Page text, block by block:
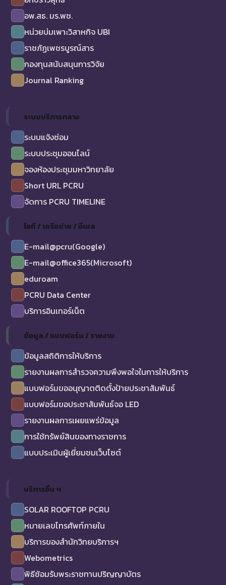
อพ.สธ. มร.พช.
หน่วยบ่มเพาะวิสาหกิจ UBI
ราชภัฏเพชรบูรณ์สาร
กองทุนสนับสนุนการวิจัย
Journal Ranking
ระบบบริการกลาง
ระบบแจ้งซ่อม
ระบบประชุมออนไลน์
จองห้องประชุมมหาวิทยาลัย
Short URL PCRU
จัดการ PCRU TIMELINE
ไอที / เครือข่าย / อีเมล
E-mail@pcru(Google)
E-mail@office365(Microsoft)
eduroam
PCRU Data Center
บริการอินเทอร์เน็ต
ข้อมูล / แบบฟอร์ม / รายงาน
ข้อมูลสถิติการให้บริการ
รายงานผลการสำรวจความพึงพอใจในการให้บริการ
แบบฟอร์มขออนุญาตติดตั้งป้ายประชาสัมพันธ์
แบบฟอร์มขอประชาสัมพันธ์จอ LED
รายงานผลการเผยแพร่ข้อมูล
การใช้ทรัพย์สินของทางราชการ
แบบประเมินผู้เยี่ยมชมเว็บไซต์
บริการอื่น ๆ
SOLAR ROOFTOP PCRU
หมายเลขโทรศัพท์ภายใน
บริการของสำนักวิทยบริการฯ
Webometrics
พิธีซ้อมรับพระราชทานปริญญาบัตร